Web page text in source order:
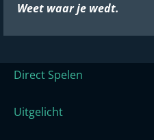
Weet waar je wedt.
Direct Spelen
Uitgelicht